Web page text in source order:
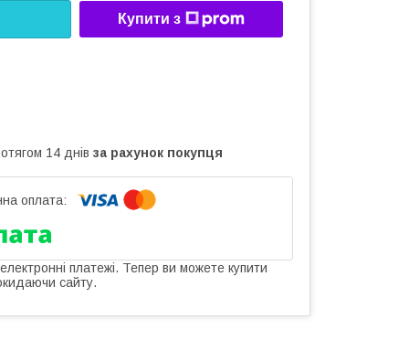
Купити з
14 днів за рахунок покупця
платежі. Тепер ви можете купити
сайту.